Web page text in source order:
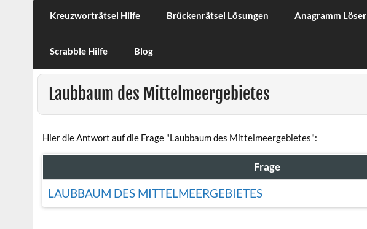
Kreuzworträtsel Hilfe Brückenrätsel Lösungen Anagramm Löser
Scrabble Hilfe Blog
Laubbaum des Mittelmeergebietes
Hier die Antwort auf die Frage "Laubbaum des Mittelmeergebietes":
Frage
LAUBBAUM DES MITTELMEERGEBIETES